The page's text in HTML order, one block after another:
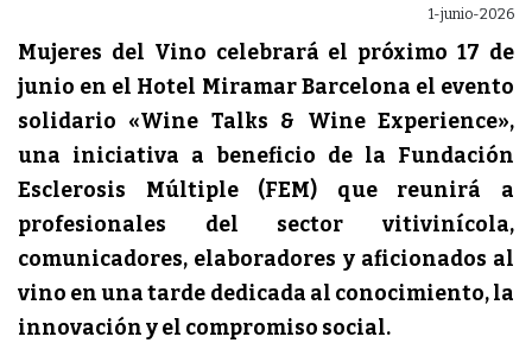
1-junio-2026
Mujeres del Vino celebrará el próximo 17 de
junio en el Hotel Miramar Barcelona el evento
solidario «Wine Talks & Wine Experience»,
una iniciativa a beneficio de la Fundación
Esclerosis Múltiple (FEM)
que reunirá a
profesionales del sector vitivinícola,
comunicadores, elaboradores y aficionados al
vino en una tarde dedicada al conocimiento, la
innovación y el compromiso social.